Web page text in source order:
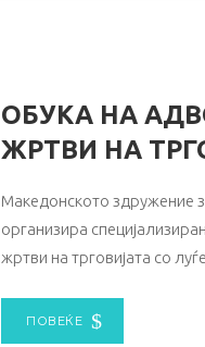
ОБУКА НА
ЖРТВИ НА
Македонското здружение
организира
жртви на трговијата со
ПОВЕЌЕ